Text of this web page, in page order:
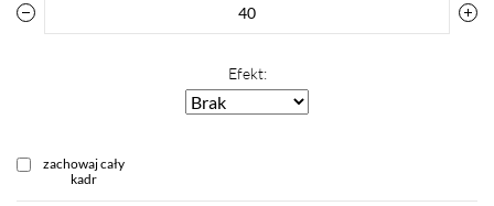
Efekt:
zachowaj cały
kadr